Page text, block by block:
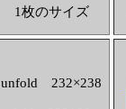
1枚のサイズ
unfold 232×238